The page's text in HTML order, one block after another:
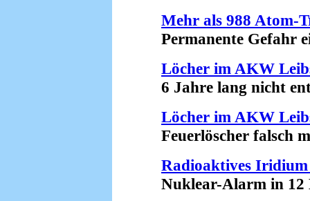
Mehr als 988 Atom-
Permanente Gefahr
Löcher im AKW
6 Jahre lang nicht
Löcher im AKW
Feuerlöscher falsch
Radioaktives Iridium
Nuklear-Alarm in 12